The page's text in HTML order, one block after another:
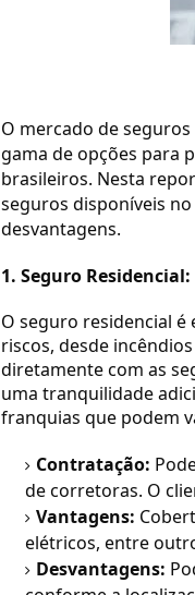
O mercado de
gama de opções para
brasileiros. Nesta
seguros disponíveis
desvantagens.
1. Seguro
O seguro residencial
riscos, desde
diretamente com as
uma tranquilidade
franquias que podem
Contratação:
de corretoras. O
Vantagens:
elétricos, entre
Desvantagens: